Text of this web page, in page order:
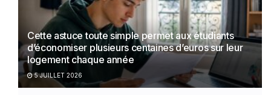
Cette astuce toute simple permet aux étudiants
d’économiser plusieurs centaines d’euros sur leur
logement chaque année
5 JUILLET 2026